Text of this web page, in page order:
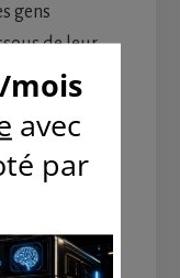
gens
de leur
ont gagné à
palpitant, il
une